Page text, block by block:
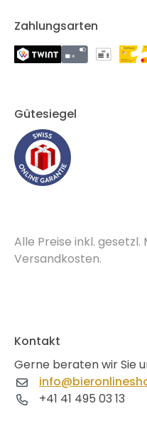
Zahlungsarten
Gütesiegel
Alle Preise inkl.
Versandkosten.
Kontakt
Gerne beraten wir Sie
+41 41 495 03 13